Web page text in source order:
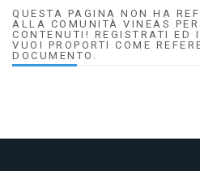
QUESTA PAGINA NON HA
ALLA COMUNITÀ VINEAS
CONTENUTI! REGISTRATI
VUOI PROPORTI COME
DOCUMENTO.